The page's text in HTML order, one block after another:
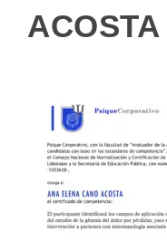
ACOSTA